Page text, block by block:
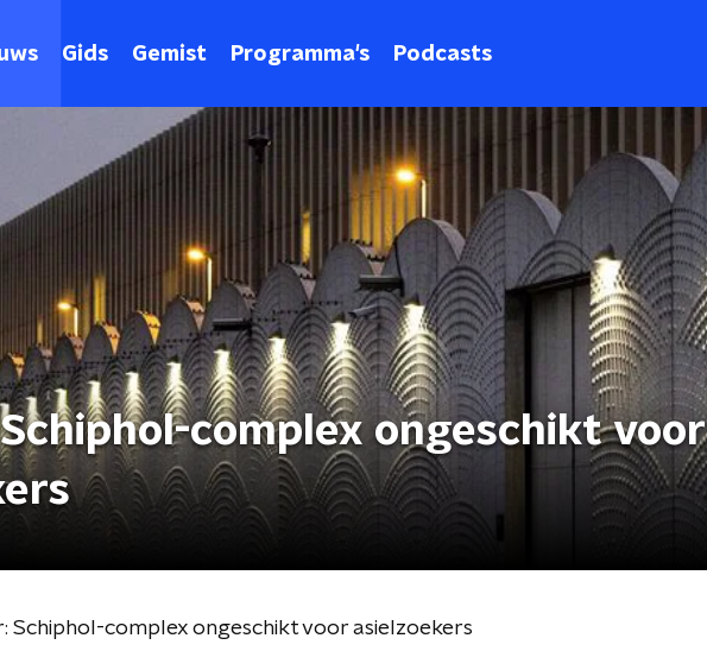
Gids Gemist Programma's Podcasts
complex ongeschikt voor
Schiphol-complex ongeschikt voor asielzoekers